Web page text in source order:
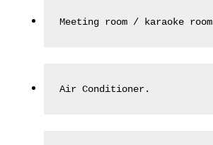
Meeting room / karaoke room
Air Conditioner.